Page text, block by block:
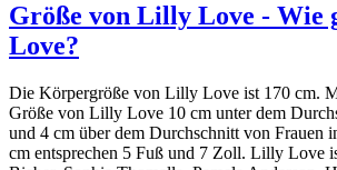
Größe von Lilly Love - Wie
Love?
Die Körpergröße von Lilly Love ist 170 cm.
Größe von Lilly Love 10 cm unter dem
und 4 cm über dem Durchschnitt von Frauen
cm entsprechen 5 Fuß und 7 Zoll. Lilly Love